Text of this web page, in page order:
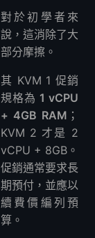
對於初學者來
說，這消除了大
部分摩擦。
其 KVM 1 促銷
規格為 1 vCPU
+ 4GB RAM ；
KVM 2 才是 2
vCPU + 8GB。
促銷通常要求長
期預付，並應以
續費價編列預
算。